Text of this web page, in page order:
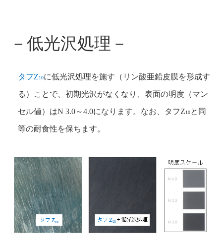
－低光沢処理－
タフZ10に低光沢処理を施す（リン酸亜鉛皮膜を形成す
る）ことで、初期光沢がなくなり、表面の明度（マン
セル値）はN 3.0～4.0になります。なお、タフZ10と同
等の耐食性を保ちます。